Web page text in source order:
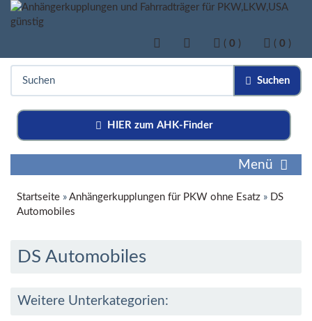
( 0 ) ( 0 )
Suchen
HIER zum AHK-Finder
Menü
Startseite » Anhängerkupplungen für PKW ohne Esatz » DS
Automobiles
DS Automobiles
Weitere Unterkategorien: